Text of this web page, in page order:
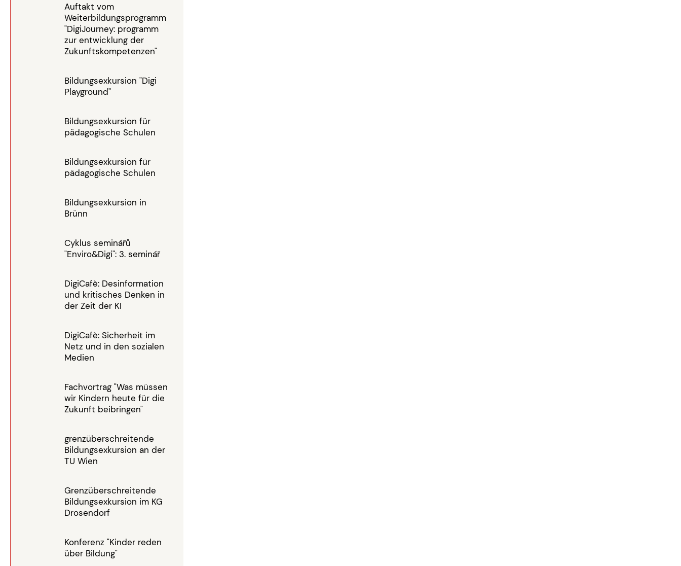
Auftakt vom
Weiterbildungsprogramm
"DigiJourney: programm
zur entwicklung der
Zukunftskompetenzen"
Bildungsexkursion "Digi
Playground"
Bildungsexkursion für
pädagogische Schulen
Bildungsexkursion für
pädagogische Schulen
Bildungsexkursion in
Brünn
Cyklus seminářů
"Enviro&Digi": 3. seminář
DigiCafè: Desinformation
und kritisches Denken in
der Zeit der KI
DigiCafè: Sicherheit im
Netz und in den sozialen
Medien
Fachvortrag "Was müssen
wir Kindern heute für die
Zukunft beibringen"
grenzüberschreitende
Bildungsexkursion an der
TU Wien
Grenzüberschreitende
Bildungsexkursion im KG
Drosendorf
Konferenz "Kinder reden
über Bildung"